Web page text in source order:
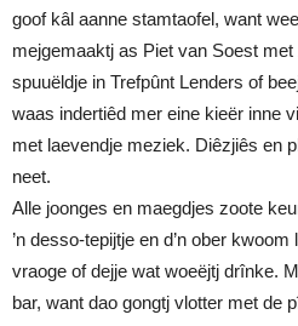
goof kâl aanne stamtaofel, want
mejgemaaktj as Piet van Soest
spuuëldje in Trefpûnt Lenders of
waas indertiêd mer eine kieër inne
met laevendje meziek. Diêzjiês en
neet.
Alle joonges en maegdjes zoote
’n desso-tepijtje en d’n ober
vraoge of dejje wat woeëjtj drînke.
bar, want dao gongtj vlotter met de